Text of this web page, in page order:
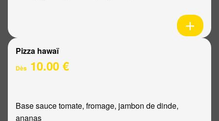
Pizza hawaï
Dès 10.00 €
Base sauce tomate, fromage, jambon de dinde,
ananas